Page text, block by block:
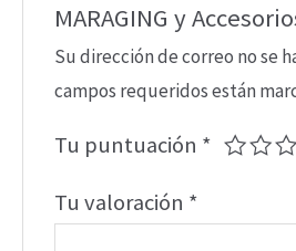
MARAGING y
Su dirección de correo no se
campos requeridos están
Tu puntuación *
Tu valoración *